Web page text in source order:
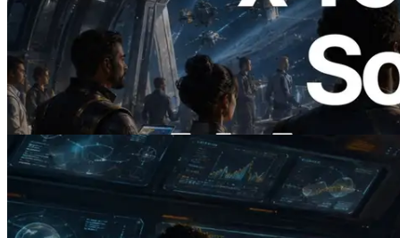
ERPC startet x402-fähige Solana RPC —
Der Beginn einer Ära, in der KI-Agenten
APIs bei Bedarf bezahlen
Lesen Sie diesen Artikel